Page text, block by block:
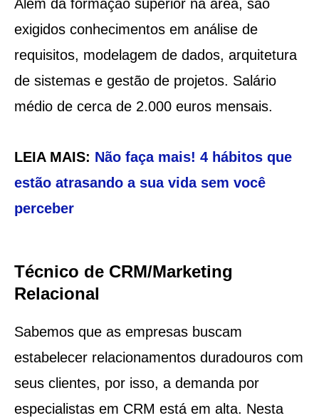
Além da formação superior na área, são
exigidos conhecimentos em análise de
requisitos, modelagem de dados, arquitetura
de sistemas e gestão de projetos. Salário
médio de cerca de 2.000 euros mensais.
LEIA MAIS: Não faça mais! 4 hábitos que
estão atrasando a sua vida sem você
perceber
Técnico de CRM/Marketing
Relacional
Sabemos que as empresas buscam
estabelecer relacionamentos duradouros com
seus clientes, por isso, a demanda por
especialistas em CRM está em alta. Nesta